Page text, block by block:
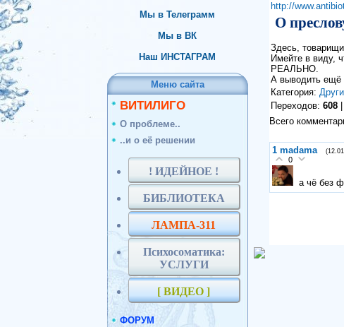
Мы в Телеграмм
Мы в ВК
Наш ИНСТАГРАМ
Меню сайта
ВИТИЛИГО
О проблеме..
..и о её решении
! ИДЕЙНОЕ !
БИБЛИОТЕКА
ЛАМПА-311
Психосоматика:
УСЛУГИ
[ ВИДЕО ]
ФОРУМ
http://
О
Здесь,
Имейте в виду,
РЕАЛЬНО.
А выводить ещё
Категория:
Переходов: 608|
Всего
1 madama
0
а чё без